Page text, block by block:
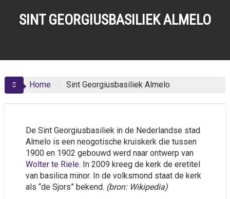
SINT GEORGIUSBASILIEK ALMELO
Home Sint Georgiusbasiliek Almelo
De Sint Georgiusbasiliek in de Nederlandse stad
Almelo is een neogotische kruiskerk die tussen
1900 en 1902 gebouwd werd naar ontwerp van
Wolter te Riele. In 2009 kreeg de kerk de eretitel
van basilica minor. In de volksmond staat de kerk
als “de Sjors” bekend. (bron: Wikipedia)